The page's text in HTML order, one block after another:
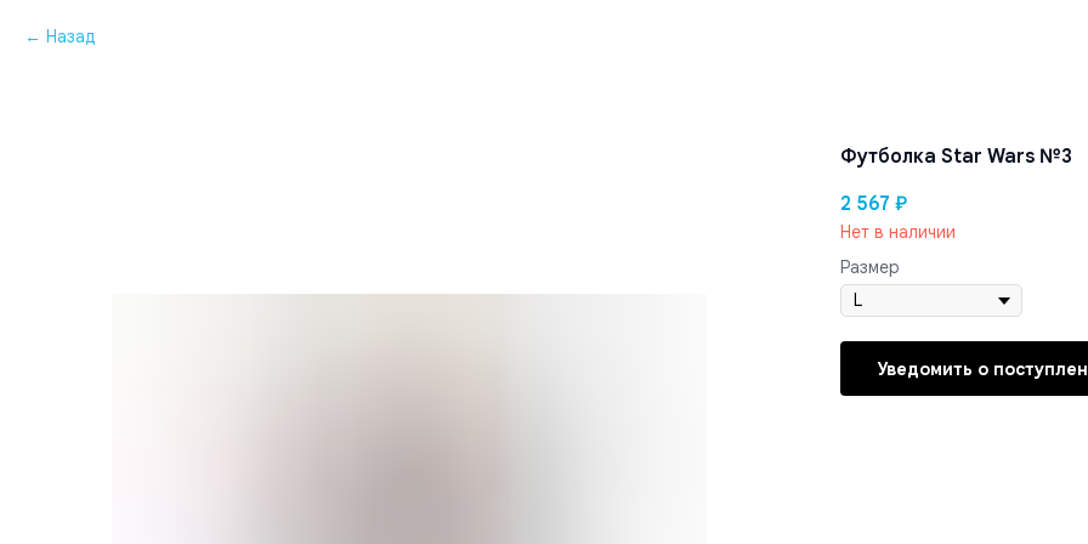
Назад
Футболка Star Wars №3
2 567 ₽
Нет в наличии
Размер
Уведомить о